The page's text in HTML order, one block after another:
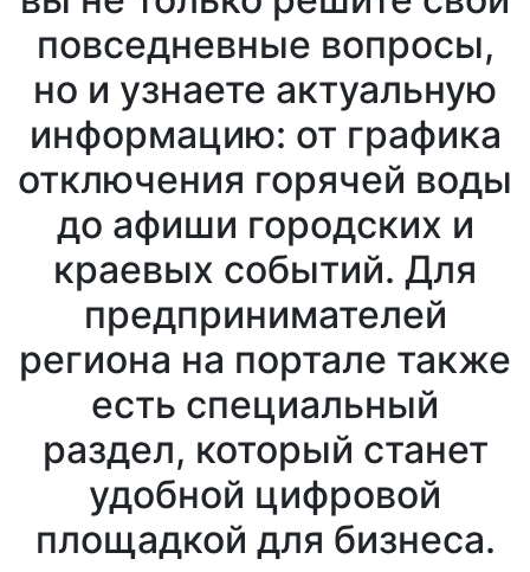
повседневные вопросы,
но и узнаете актуальную
информацию: от графика
отключения горячей воды
до афиши городских и
краевых событий. Для
предпринимателей
региона на портале также
есть специальный
раздел, который станет
удобной цифровой
площадкой для бизнеса.